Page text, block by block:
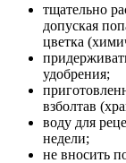
тщательно
допуская
цветка
удобрения;
взболтав
воду для
недели;
не вносить